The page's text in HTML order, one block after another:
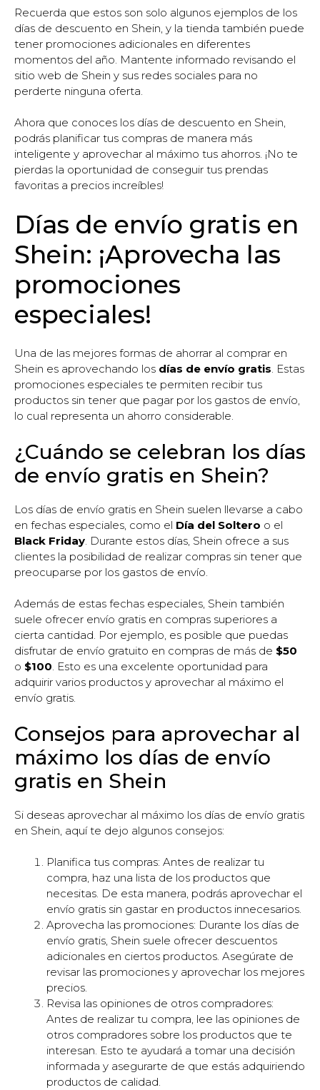
Recuerda que estos son solo algunos ejemplos de los
días de descuento en Shein, y la tienda también puede
tener promociones adicionales en diferentes
momentos del año. Mantente informado revisando el
sitio web de Shein y sus redes sociales para no
perderte ninguna oferta.
Ahora que conoces los días de descuento en Shein,
podrás planificar tus compras de manera más
inteligente y aprovechar al máximo tus ahorros. ¡No te
pierdas la oportunidad de conseguir tus prendas
favoritas a precios increíbles!
Días de envío gratis en
Shein: ¡Aprovecha las
promociones
especiales!
Una de las mejores formas de ahorrar al comprar en
Shein es aprovechando los días de envío gratis. Estas
promociones especiales te permiten recibir tus
productos sin tener que pagar por los gastos de envío,
lo cual representa un ahorro considerable.
¿Cuándo se celebran los días
de envío gratis en Shein?
Los días de envío gratis en Shein suelen llevarse a cabo
en fechas especiales, como el Día del Soltero o el
Black Friday . Durante estos días, Shein ofrece a sus
clientes la posibilidad de realizar compras sin tener que
preocuparse por los gastos de envío.
Además de estas fechas especiales, Shein también
suele ofrecer envío gratis en compras superiores a
cierta cantidad. Por ejemplo, es posible que puedas
disfrutar de envío gratuito en compras de más de $50
o $100. Esto es una excelente oportunidad para
adquirir varios productos y aprovechar al máximo el
envío gratis.
Consejos para aprovechar al
máximo los días de envío
gratis en Shein
Si deseas aprovechar al máximo los días de envío gratis
en Shein, aquí te dejo algunos consejos:
Planifica tus compras: Antes de realizar tu
compra, haz una lista de los productos que
necesitas. De esta manera, podrás aprovechar el
envío gratis sin gastar en productos innecesarios.
Aprovecha las promociones: Durante los días de
envío gratis, Shein suele ofrecer descuentos
adicionales en ciertos productos. Asegúrate de
revisar las promociones y aprovechar los mejores
precios.
Revisa las opiniones de otros compradores:
Antes de realizar tu compra, lee las opiniones de
otros compradores sobre los productos que te
interesan. Esto te ayudará a tomar una decisión
informada y asegurarte de que estás adquiriendo
productos de calidad.